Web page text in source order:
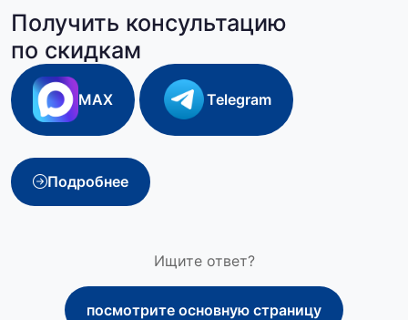
Получить консультацию
по скидкам
MAX Telegram
Подробнее
Ищите ответ?
посмотрите основную страницу